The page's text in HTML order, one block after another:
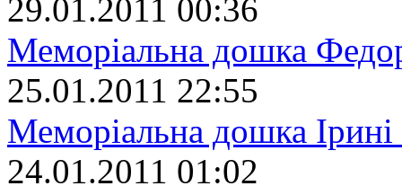
29.01.2011 00:36
Меморіальна дошка
25.01.2011 22:55
Меморіальна дошка
24.01.2011 01:02